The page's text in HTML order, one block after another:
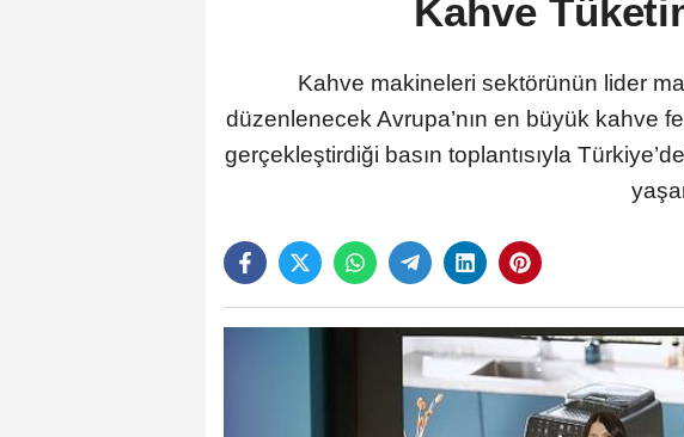
Kahve
Kahve makineleri sektörünün lider
düzenlenecek Avrupa’nın en büyük kahve
gerçekleştirdiği basın toplantısıyla